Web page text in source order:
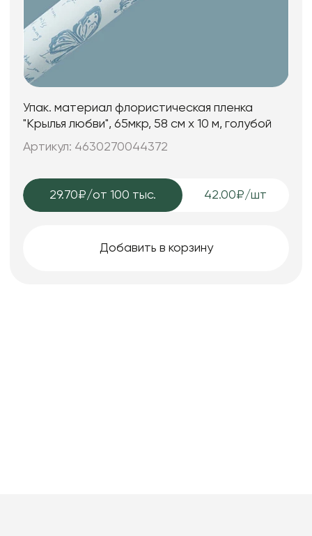
Упак. материал флористическая пленка
"Крылья любви", 65мкр, 58 см х 10 м, голубой
Артикул: 4630270044372
29.70₽/от 100 тыс. 42.00₽/шт
Добавить в корзину